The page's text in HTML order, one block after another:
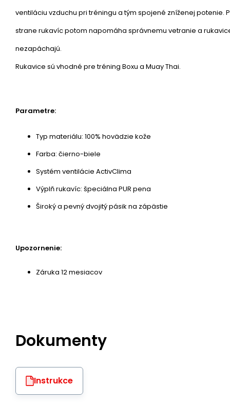
ventiláciu vzduchu pri tréningu a tým spojené zníženej potenie.
strane rukavíc potom napomáha správnemu vetranie a
nezapáchajú.
Rukavice sú vhodné pre tréning Boxu a Muay Thai.
Parametre:
Typ materiálu: 100% hovädzie kože
Farba: čierno-biele
Systém ventilácie ActivClima
Výplň rukavíc: špeciálna PUR pena
Široký a pevný dvojitý pásik na zápästie
Upozornenie:
Záruka 12 mesiacov
Dokumenty
Instrukce